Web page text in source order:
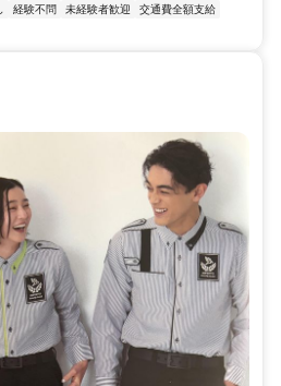
経験不問 未経験者歓迎
交通費全額支給